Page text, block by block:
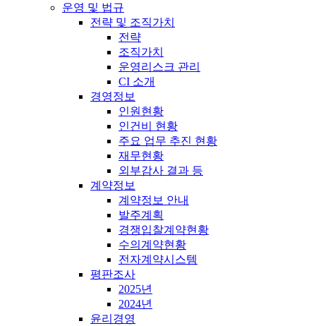
운영 및 법규
전략 및 조직가치
전략
조직가치
운영리스크 관리
CI 소개
경영정보
인원현황
인건비 현황
주요 업무 추진 현황
재무현황
외부감사 결과 등
계약정보
계약정보 안내
발주계획
경쟁입찰계약현황
수의계약현황
전자계약시스템
평판조사
2025년
2024년
윤리경영